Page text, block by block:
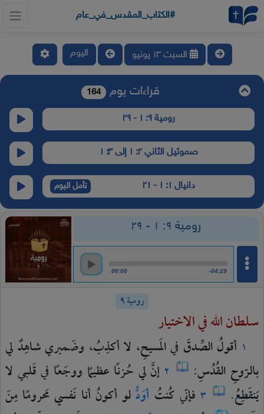
#الكتاب_المقدس_في_عام
السبت ١٣ يونيو اليوم
قراءات يوم 164
رومية ٩: ١ - ٢٩
صموئيل الثاني ٢: ١ إلى ٣: ١
دانيال ١: ١ - ٢١ تأمل اليوم
رومية ٩: ١ - ٢٩
00:00 -04:29
رومية ٩
سلطان الله في الاختيار
١ أقولُالصِّدقَ فيالمَسيحِ، لاأكذِبُ، وضَميريشاهِدٌلي
بالرّوحِالقُدُسِ: ٢ إنَّليحُزنًاعظيمًا ووجَعًا فيقَلبيلا
يَنقَطِعُ.
٣ فإنّيكُنتُ أوَدُّلوأكونُ أنانَفسيمَحرومًامِنَ